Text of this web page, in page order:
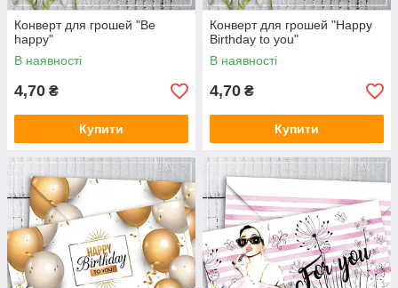
Конверт для грошей "Be
happy"
В наявності
4,70 ₴
Купити
Конверт для грошей "Happy
Birthday to you"
В наявності
4,70 ₴
Купити